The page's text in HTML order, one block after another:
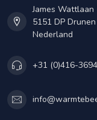
James Wattlaan
5151 DP Drunen
Nederland
+31 (0)416-